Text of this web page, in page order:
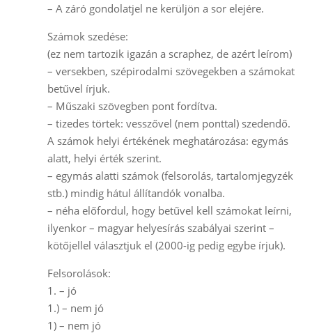
– A záró gondolatjel ne kerüljön a sor elejére.
Számok szedése:
(ez nem tartozik igazán a scraphez, de azért leírom)
– versekben, szépirodalmi szövegekben a számokat
betűvel írjuk.
– Műszaki szövegben pont fordítva.
– tizedes törtek: vesszővel (nem ponttal) szedendő.
A számok helyi értékének meghatározása: egymás
alatt, helyi érték szerint.
– egymás alatti számok (felsorolás, tartalomjegyzék
stb.) mindig hátul állítandók vonalba.
– néha előfordul, hogy betűvel kell számokat leírni,
ilyenkor – magyar helyesírás szabályai szerint –
kötőjellel választjuk el (2000-ig pedig egybe írjuk).
Felsorolások:
1. – jó
1.) – nem jó
1) – nem jó